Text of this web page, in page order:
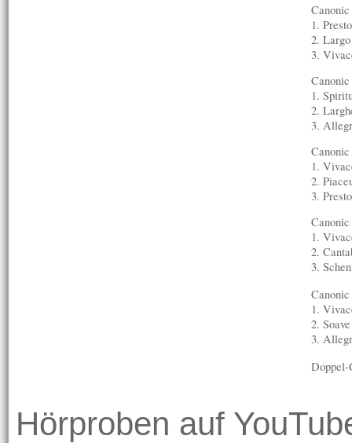
1.
2.
3.
1.
2.
3.
1.
2.
3.
1.
2.
3.
1.
2.
3.
Hörproben auf